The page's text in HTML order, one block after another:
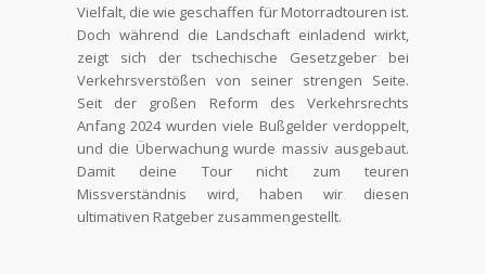
Vielfalt, die wie geschaffen für Motorradtouren ist.
Doch während die Landschaft einladend wirkt,
zeigt sich der tschechische Gesetzgeber bei
Verkehrsverstößen von seiner strengen Seite.
Seit der großen Reform des Verkehrsrechts
Anfang 2024 wurden viele Bußgelder verdoppelt,
und die Überwachung wurde massiv ausgebaut.
Damit deine Tour nicht zum teuren
Missverständnis wird, haben wir diesen
ultimativen Ratgeber zusammengestellt.